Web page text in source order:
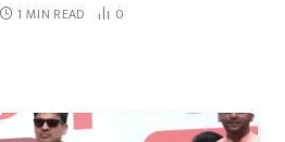
1 MIN READ 0